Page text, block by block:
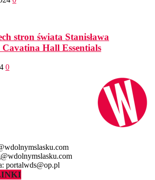
stron świata Stanisława
Cavatina Hall Essentials
0
portalwds@op.pl